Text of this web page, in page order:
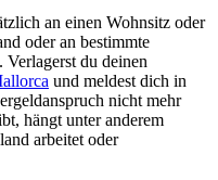
an einen Wohnsitz oder
oder an bestimmte
Verlagerst du deinen
und meldest dich in
nicht mehr
hängt unter anderem
arbeitet oder